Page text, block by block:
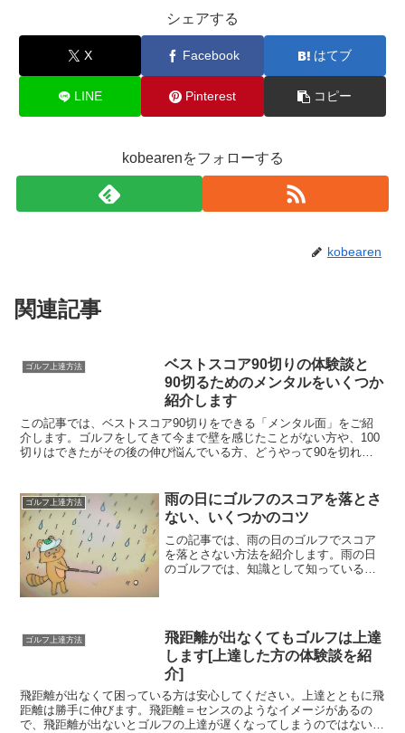
シェアする
X Facebook はてブ
LINE Pinterest コピー
kobearenをフォローする
kobearen
関連記事
ゴルフ上達方法
ベストスコア90切りの体験談と
90切るためのメンタルをいくつか
紹介します
この記事では、ベストスコア90切りをできる「メンタル面」をご紹
介します。ゴルフをしてきて今まで壁を感じたことがない方や、100
切りはできたがその後の伸び悩んでいる方、どうやって90を切れば
ゴルフ上達方法
雨の日にゴルフのスコアを落とさ
ない、いくつかのコツ
この記事では、雨の日のゴルフでスコア
を落とさない方法を紹介します。雨の日
のゴルフでは、知識として知っているこ
ゴルフ上達方法
飛距離が出なくてもゴルフは上達
します[上達した方の体験談を紹
介]
飛距離が出なくて困っている方は安心してください。上達とともに飛
距離は勝手に伸びます。飛距離＝センスのようなイメージがあるの
で、飛距離が出ないとゴルフの上達が遅くなってしまうのではないか